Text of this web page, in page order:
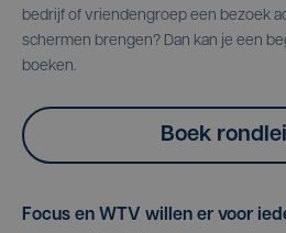
bedrijf of vriendengroep een bezoek
schermen brengen? Dan kan je een
boeken.
Boek
Focus en WTV willen er voor